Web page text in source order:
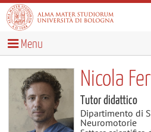
Menu
Nicola
Tutor didattico
Dipartimento di
Neuromotorie